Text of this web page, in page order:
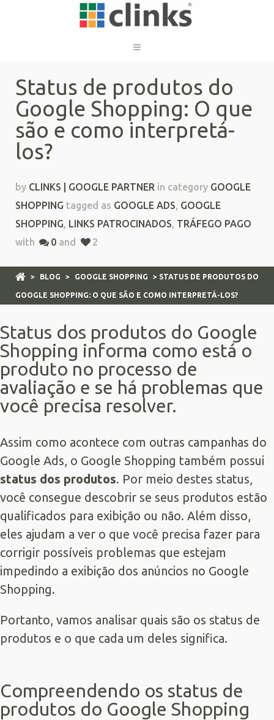
Status de produtos do
Google Shopping: O que
são e como interpretá-
los?
by CLINKS | GOOGLE PARTNER in category GOOGLE
SHOPPING tagged as GOOGLE ADS, GOOGLE
SHOPPING, LINKS PATROCINADOS, TRÁFEGO PAGO
with
0 and 2
> BLOG > GOOGLE SHOPPING > STATUS DE PRODUTOS DO
GOOGLE SHOPPING: O QUE SÃO E COMO INTERPRETÁ-LOS?
Status dos produtos do Google
Shopping informa como está o
produto no processo de
avaliação e se há problemas que
você precisa resolver.
Assim como acontece com outras campanhas do
Google Ads, o Google Shopping também possui
status dos produtos. Por meio destes status,
você consegue descobrir se seus produtos estão
qualificados para exibição ou não. Além disso,
eles ajudam a ver o que você precisa fazer para
corrigir possíveis problemas que estejam
impedindo a exibição dos anúncios no Google
Shopping.
Portanto, vamos analisar quais são os status de
produtos e o que cada um deles significa.
Compreendendo os status de
produtos do Google Shopping